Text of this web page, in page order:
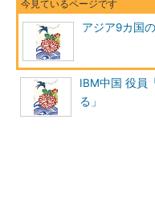
また、ASISTプログラム
研究」「チームワークの
グラムを重視しています
ム国家大学では実際のプ
両方にスーパーバイザー
企業側は課題設定」とい
海外の教授陣から「日本
アジア9カ国
IBM中国 役員
る」